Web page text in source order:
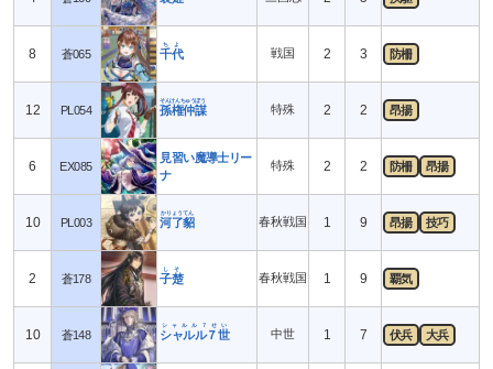
8 蒼065 千代
ちよ
戦国 2 3 防柵
12 PL054 孫権仲謀
そんけんちゅうぼう
特殊 2 2 昂揚
6 EX085
見習い魔導士リー
ナ
特殊 2 2 防柵 昂揚
10 PL003 河了貂
かりょうてん
春秋戦国 1 9 昂揚 技巧
2 蒼178 子楚
しそ
春秋戦国 1 9 覇気
10 蒼148 シャルル７世
シャルル７せい
中世 1 7 伏兵 大兵